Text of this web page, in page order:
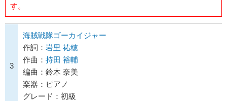
す。
3
海賊戦隊ゴーカイジャー
作詞： 岩里 祐穂
作曲： 持田 裕輔
編曲：鈴木 奈美
楽器：ピアノ
グレード：初級